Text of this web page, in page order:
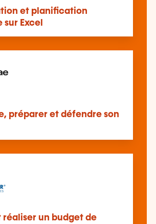
et planification
Excel
préparer et défendre son
réaliser un budget de